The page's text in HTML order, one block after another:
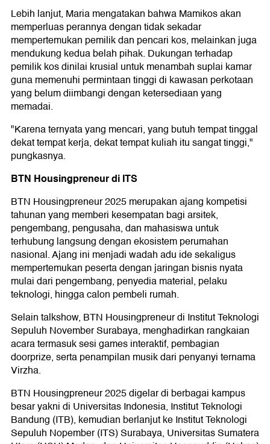
Lebih lanjut, Maria mengatakan bahwa Mamikos akan
memperluas perannya dengan tidak sekadar
mempertemukan pemilik dan pencari kos, melainkan juga
mendukung kedua belah pihak. Dukungan terhadap
pemilik kos dinilai krusial untuk menambah suplai kamar
guna memenuhi permintaan tinggi di kawasan perkotaan
yang belum diimbangi dengan ketersediaan yang
memadai.
"Karena ternyata yang mencari, yang butuh tempat tinggal
dekat tempat kerja, dekat tempat kuliah itu sangat tinggi,"
pungkasnya.
BTN Housingpreneur di ITS
BTN Housingpreneur 2025 merupakan ajang kompetisi
tahunan yang memberi kesempatan bagi arsitek,
pengembang, pengusaha, dan mahasiswa untuk
terhubung langsung dengan ekosistem perumahan
nasional. Ajang ini menjadi wadah adu ide sekaligus
mempertemukan peserta dengan jaringan bisnis nyata
mulai dari pengembang, penyedia material, pelaku
teknologi, hingga calon pembeli rumah.
Selain talkshow, BTN Housingpreneur di Institut Teknologi
Sepuluh November Surabaya, menghadirkan rangkaian
acara termasuk sesi games interaktif, pembagian
doorprize, serta penampilan musik dari penyanyi ternama
Virzha.
BTN Housingpreneur 2025 digelar di berbagai kampus
besar yakni di Universitas Indonesia, Institut Teknologi
Bandung (ITB), kemudian berlanjut ke Institut Teknologi
Sepuluh Nopember (ITS) Surabaya, Universitas Sumatera